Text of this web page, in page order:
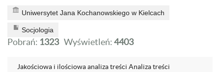
Uniwersytet Jana Kochanowskiego w Kielcach
Socjologia
Pobrań: 1323 Wyświetleń:4403
Jakościowa i ilościowa analiza treści Analiza treści